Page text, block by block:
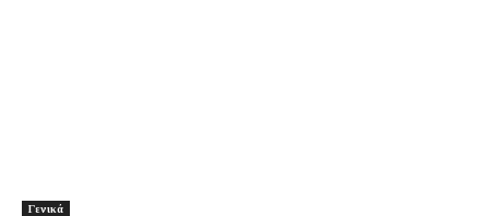
Γενικά